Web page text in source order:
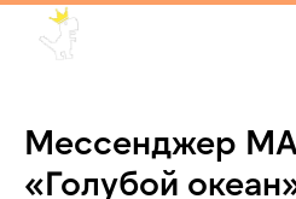
Мессенджер
«Голубой